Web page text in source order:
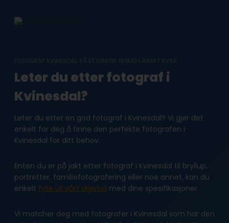
FOTOGRAF KVINESDAL: FÅ ET GRATIS TILBUD • RASKT SVAR
Leter du etter fotograf i
Kvinesdal?
Leter du etter en god fotograf i Kvinesdal? Vi gjør det
enkelt for deg å finne den perfekte fotografen i
Kvinesdal for ditt behov.
Enten du er på jakt etter fotograf i Kvinesdal til bryllup,
portretter, familiefotografering eller noe annet, kan du
enkelt fylle ut vårt skjema med dine spesifikasjoner.
Vi matcher deg med fotografer i Kvinesdal som har den